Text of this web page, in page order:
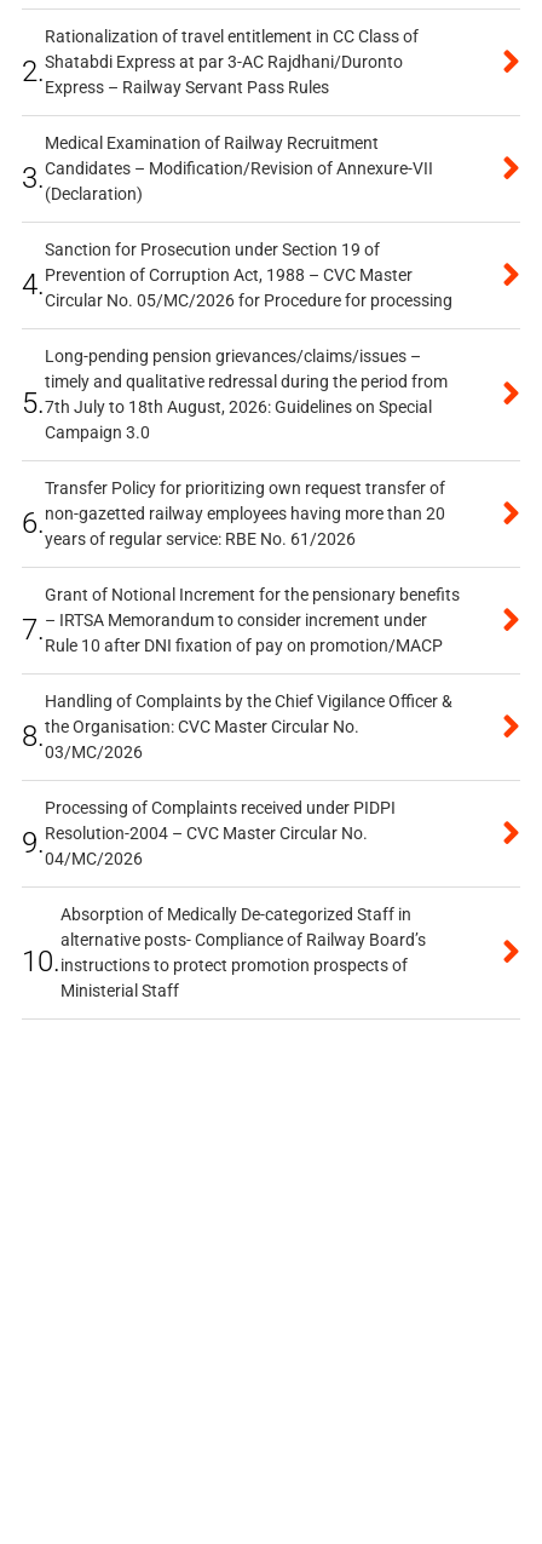
2.
Rationalization of travel entitlement in CC Class of
Shatabdi Express at par 3-AC Rajdhani/Duronto
Express – Railway Servant Pass Rules
3.
Medical Examination of Railway Recruitment
Candidates – Modification/Revision of Annexure-VII
(Declaration)
4.
Sanction for Prosecution under Section 19 of
Prevention of Corruption Act, 1988 – CVC Master
Circular No. 05/MC/2026 for Procedure for processing
5.
Long-pending pension grievances/claims/issues –
timely and qualitative redressal during the period from
7th July to 18th August, 2026: Guidelines on Special
Campaign 3.0
6.
Transfer Policy for prioritizing own request transfer of
non-gazetted railway employees having more than 20
years of regular service: RBE No. 61/2026
7.
Grant of Notional Increment for the pensionary benefits
– IRTSA Memorandum to consider increment under
Rule 10 after DNI fixation of pay on promotion/MACP
8.
Handling of Complaints by the Chief Vigilance Officer &
the Organisation: CVC Master Circular No.
03/MC/2026
9.
Processing of Complaints received under PIDPI
Resolution-2004 – CVC Master Circular No.
04/MC/2026
10.
Absorption of Medically De-categorized Staff in
alternative posts- Compliance of Railway Board’s
instructions to protect promotion prospects of
Ministerial Staff